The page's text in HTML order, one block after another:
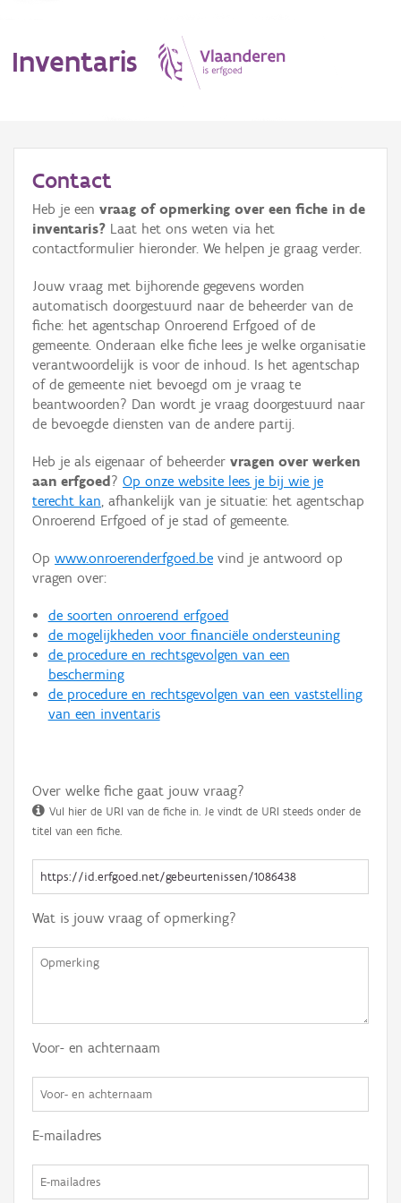
Inventaris
Erfgoedobject
Aanduidingsobject
Waarneming
Thema
Gebeurtenis
Persoon of collectief
Hergebruik
Aanmelden
Contact
Heb je een vraag of opmerking over een fiche in de
inventaris? Laat het ons weten via het
contactformulier hieronder. We helpen je graag verder.
Jouw vraag met bijhorende gegevens worden
automatisch doorgestuurd naar de beheerder van de
fiche: het agentschap Onroerend Erfgoed of de
gemeente. Onderaan elke fiche lees je welke organisatie
verantwoordelijk is voor de inhoud. Is het agentschap
of de gemeente niet bevoegd om je vraag te
beantwoorden? Dan wordt je vraag doorgestuurd naar
de bevoegde diensten van de andere partij.
Heb je als eigenaar of beheerder vragen over werken
aan erfgoed ? Op onze website lees je bij wie je
terecht kan, afhankelijk van je situatie: het agentschap
Onroerend Erfgoed of je stad of gemeente.
Op www.onroerenderfgoed.be vind je antwoord op
vragen over:
de soorten onroerend erfgoed
de mogelijkheden voor financiële ondersteuning
de procedure en rechtsgevolgen van een
bescherming
de procedure en rechtsgevolgen van een vaststelling
van een inventaris
Over welke fiche gaat jouw vraag?
Vul hier de URI van de fiche in. Je vindt de URI steeds onder de
titel van een fiche.
Wat is jouw vraag of opmerking?
Voor- en achternaam
E-mailadres